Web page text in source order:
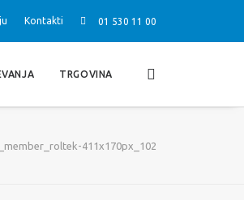
Kontakti 01 530 11 00
TRGOVINA
411x170px_102